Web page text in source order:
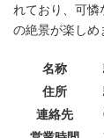
れており、可憐
の絶景が楽しめ
名称
住所
連絡先